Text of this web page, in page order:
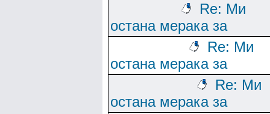
Re: Ми
остана мерака за
Re: Ми
остана мерака за
Re: Ми
остана мерака за